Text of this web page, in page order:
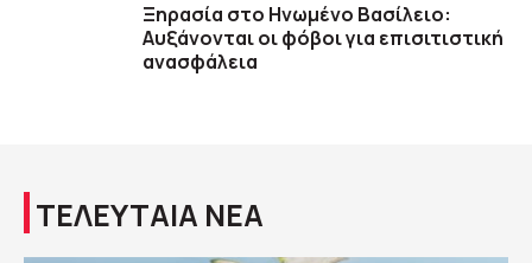
Ξηρασία στο Ηνωμένο Βασίλειο:
Αυξάνονται οι φόβοι για επισιτιστική
ανασφάλεια
ΤΕΛΕΥΤΑΙΑ ΝΕΑ